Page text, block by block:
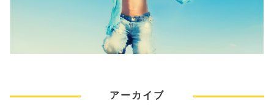
アーカイブ